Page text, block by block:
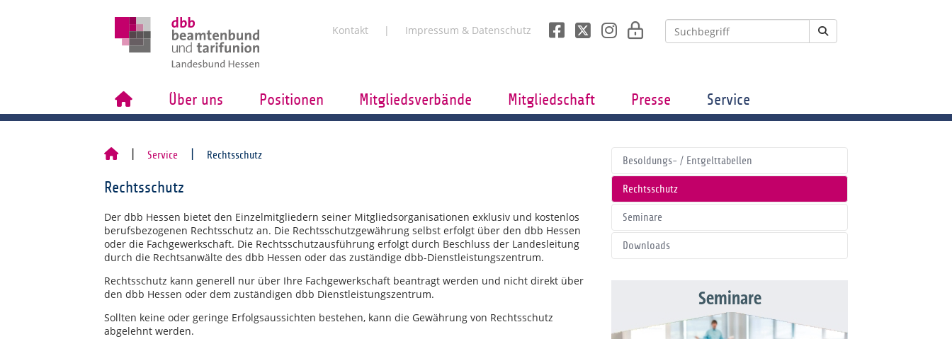
Kontakt Impressum & Datenschutz
Über uns Positionen Mitgliedsverbände Mitgliedschaft Presse Service
Service Rechtsschutz
Rechtsschutz
Der dbb Hessen bietet den Einzelmitgliedern seiner Mitgliedsorganisationen exklusiv und kostenlos
berufsbezogenen Rechtsschutz an. Die Rechtsschutzgewährung selbst erfolgt über den dbb Hessen
oder die Fachgewerkschaft. Die Rechtsschutzausführung erfolgt durch Beschluss der Landesleitung
durch die Rechtsanwälte des dbb Hessen oder das zuständige dbb-Dienstleistungszentrum.
Rechtsschutz kann generell nur über Ihre Fachgewerkschaft beantragt werden und nicht direkt über
den dbb Hessen oder dem zuständigen dbb Dienstleistungszentrum.
Sollten keine oder geringe Erfolgsaussichten bestehen, kann die Gewährung von Rechtsschutz
abgelehnt werden.
Besoldungs- / Entgelttabellen
Rechtsschutz
Seminare
Downloads
Seminare